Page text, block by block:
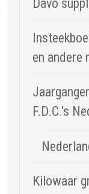
Davo
en andere
F.D.C.'s
Kilowaar